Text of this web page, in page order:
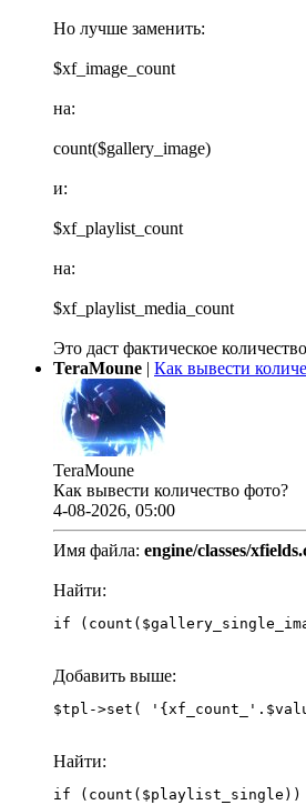
Но лучше заменить:
$xf_image_count
на:
count($gallery_image)
и:
$xf_playlist_count
на:
$xf_playlist_media_count
Это даст фактическое
TeraMoune | Как вывести
TeraMoune
Как вывести количество фото?
4-08-2026, 05:00
Имя файла: engine/classes/
Найти:
if
Добавить выше:
Найти:
if (count($playlist_single))